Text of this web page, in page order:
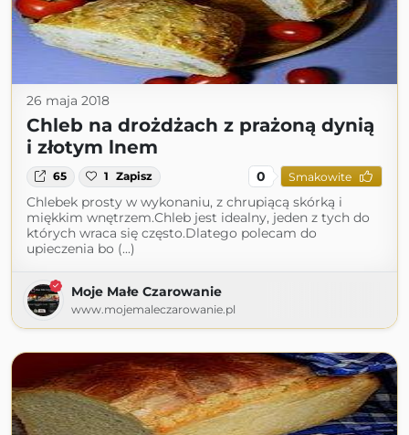
26 maja 2018
Chleb na drożdżach z prażoną dynią
i złotym lnem
65 1 Zapisz 0 Smakowite
Chlebek prosty w wykonaniu, z chrupiącą skórką i
miękkim wnętrzem.Chleb jest idealny, jeden z tych do
których wraca się często.Dlatego polecam do
upieczenia bo (...)
Moje Małe Czarowanie
www.mojemaleczarowanie.pl